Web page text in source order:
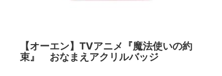
【オーエン】TVアニメ『魔法使いの約
束』 おなまえアクリルバッジ